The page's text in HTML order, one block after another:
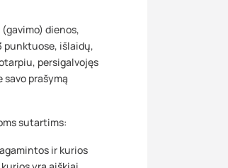
dienos,
punktuose, išlaidų,
persigalvojęs
prašymą
sutartims:
ir kurios